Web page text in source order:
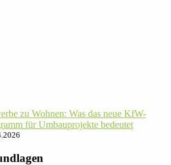
zu Wohnen: Was das neue KfW-
für Umbau­pro­jekte bedeutet